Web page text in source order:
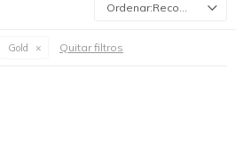
Recomendados
Gold Quitar filtros